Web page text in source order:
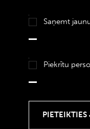
Saņemt
Piekrītu